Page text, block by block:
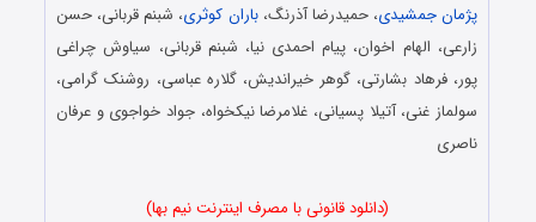
پژمان جمشیدی، حمیدرضا آذرنگ،باران کوثری، شبنم قربانی، حسن
زارعی، الهام اخوان، پیام احمدی نیا، شبنم قربانی، سیاوش چراغی
پور، فرهاد بشارتی، گوهر خیراندیش، گلاره عباسی، روشنک گرامی،
سولماز غنی، آتیلا پسیانی، غلامرضا نیکخواه، جواد خواجوی و عرفان
ناصری
(دانلود قانونی با مصرف اینترنت نیم بها)